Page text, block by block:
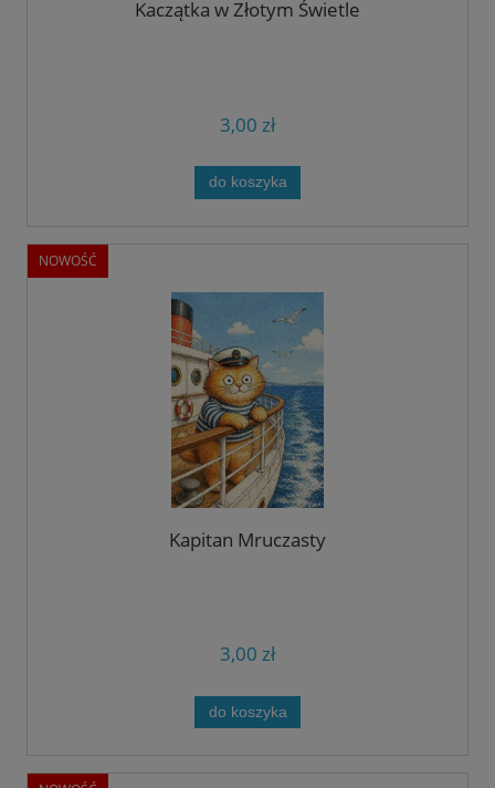
Kaczątka w Złotym Świetle
3,00 zł
do koszyka
Kapitan Mruczasty
3,00 zł
do koszyka
NOWOŚĆ